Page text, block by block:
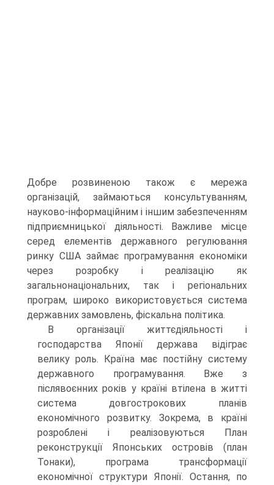
Добре розвиненою також є мережа
організацій, займаються консультуванням,
науково-інформаційним і іншим забезпеченням
підприємницької діяльності. Важливе місце
серед елементів державного регулювання
ринку США займає програмування економіки
через розробку і реалізацію як
загальнонаціональних, так і регіональних
програм, широко використовується система
державних замовлень, фіскальна політика.
В організації життєдіяльності і
господарства Японії держава відіграє
велику роль. Країна має постійну систему
державного програмування. Вже з
післявоєнних років у країні втілена в житті
система довгострокових планів
економічного розвитку. Зокрема, в країні
розроблені і реалізовуються План
реконструкції Японських островів (план
Тонаки), програма трансформації
економічної структури Японії. Остання, по